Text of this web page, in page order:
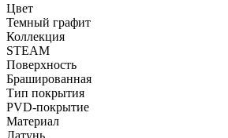
Цвет
Темный графит
Коллекция
STEAM
Поверхность
Брашированная
Тип покрытия
PVD-покрытие
Материал
Латунь